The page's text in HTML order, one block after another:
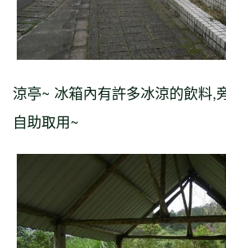
涼亭~ 冰箱內有許多冰涼的飲料,
自助取用~